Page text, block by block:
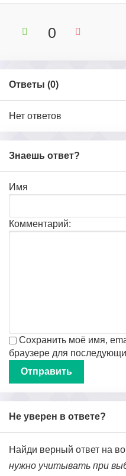
0
Ответы (0)
Нет ответов
Знаешь ответ?
Имя
Комментарий:
Сохранить моё имя,
браузере для
Не уверен в ответе?
Найди верный ответ на
нужно учитывать при